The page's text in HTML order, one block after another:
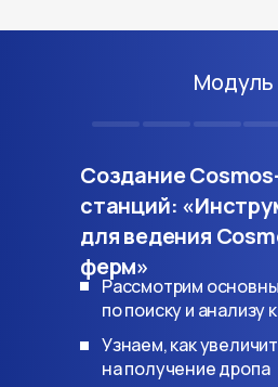
Создание
станций:
для ведения
ферм»
Модуль
Рассмотрим
по поиску и анализу
Узнаем, как
на получение дропа